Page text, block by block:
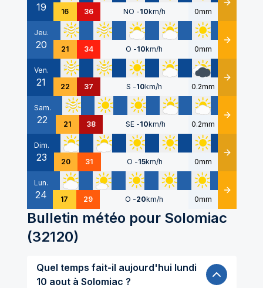
19 16 36 NO -10km/h 0mm Détails
Jeu.
20 21 34 O -10km/h 0mm Détails
Ven.
21 22 37 S -10km/h 0.2mm Détails
Sam.
22 21 38 SE -10km/h 0.2mm Détails
Dim.
23 20 31 O -15km/h 0mm Détails
Lun.
24 17 29 O -20km/h 0mm Détails
Bulletin météo pour Solomiac
(32120)
Quel temps fait-il aujourd'hui lundi
10 aout à Solomiac ?